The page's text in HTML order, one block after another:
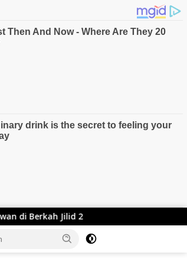
Ketua Dprd KBB Rismanto